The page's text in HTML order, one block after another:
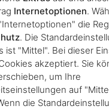
Internetoptionen.
die
. Die
ist "Mittel". Bei dieser
akzeptiert. Sie
um Ihre
auf
die